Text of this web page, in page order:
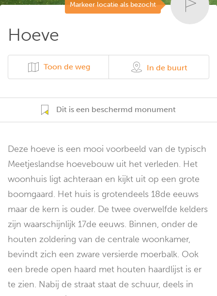
Markeer locatie als bezocht
Hoeve
Toon de weg In de buurt
Dit is een beschermd monument
Deze hoeve is een mooi voorbeeld van de typisch
Meetjeslandse hoevebouw uit het verleden. Het
woonhuis ligt achteraan en kijkt uit op een grote
boomgaard. Het huis is grotendeels 18de eeuws
maar de kern is ouder. De twee overwelfde kelders
zijn waarschijnlijk 17de eeuws. Binnen, onder de
houten zoldering van de centrale woonkamer,
bevindt zich een zware versierde moerbalk. Ook
een brede open haard met houten haardlijst is er
te zien. Nabij de straat staat de schuur, deels in